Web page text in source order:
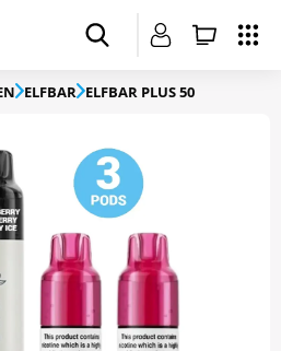
ELFBAR ELFBAR PLUS 50